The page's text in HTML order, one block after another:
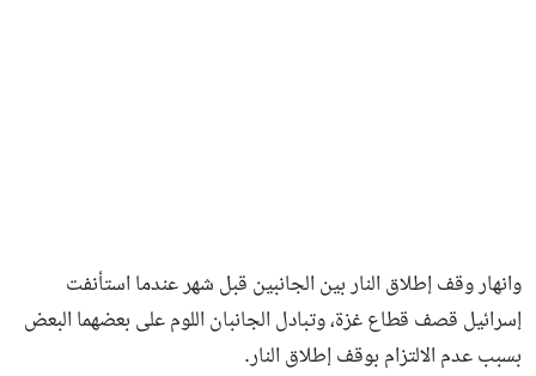
وانهار وقف إطلاق النار بين الجانبين قبل شهر عندما استأنفت
إسرائيل قصف قطاع غزة، وتبادل الجانبان اللوم على بعضهما البعض
بسبب عدم الالتزام بوقف إطلاق النار.